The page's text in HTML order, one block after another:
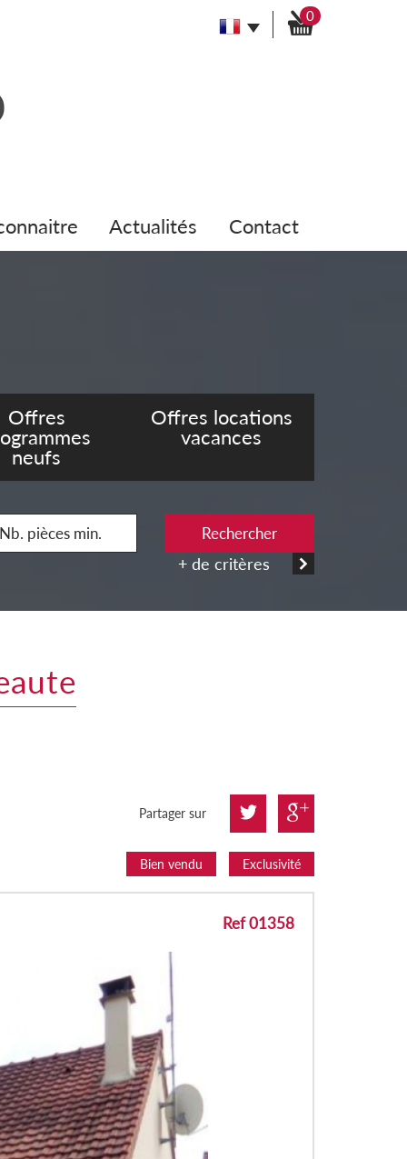
0
actualités contact
Offres
neufs
Offres locations
vacances
Rechercher
+ de critères
Partager sur
Bien vendu Exclusivité
Ref 01358